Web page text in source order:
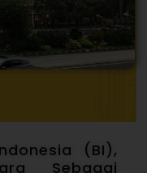
(BI),
Sebagai